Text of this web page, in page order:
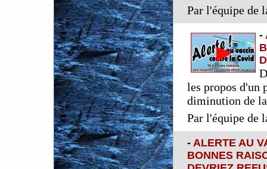
Par l'équipe de
-
les propos d'un
diminution de
Par l'équipe de
- ALERTE AU
BONNES